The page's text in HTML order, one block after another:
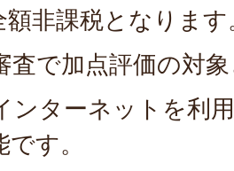
額非課税となります
査で加点評価の対
ンターネットを利
す。